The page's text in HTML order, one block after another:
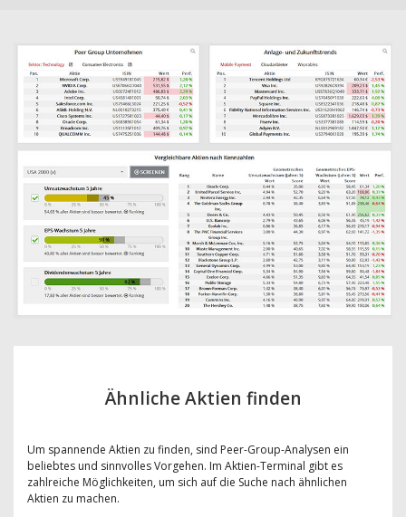
Ähnliche Aktien finden
Um spannende Aktien zu finden, sind Peer-Group-Analysen ein
beliebtes und sinnvolles Vorgehen. Im Aktien-Terminal gibt es
zahlreiche Möglichkeiten, um sich auf die Suche nach ähnlichen
Aktien zu machen.